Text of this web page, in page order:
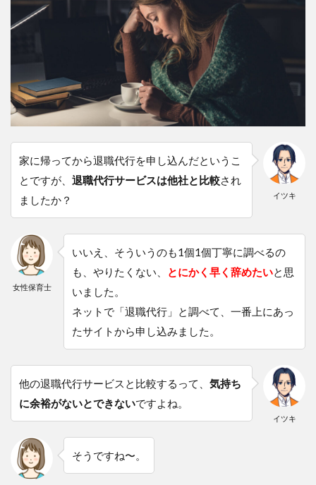
イツキ
家に帰ってから退職代行を申し込んだというこ
とですが、 退職代行サービスは他社と比較され
ましたか？
女性保育士
いいえ、そういうのも1個1個丁寧に調べるの
も、やりたくない、
とにかく早く辞めたいと思
いました。
ネットで「退職代行」と調べて、一番上にあっ
たサイトから申し込みました。
イツキ
他の退職代行サービスと比較するって、 気持ち
に余裕がないとできないですよね。
そうですね〜。